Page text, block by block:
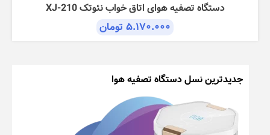
دستگاه تصفیه هوای اتاق خواب نئوتک XJ-210
۵.۱۷۰.۰۰۰ تومان
جدیدترین نسل دستگاه تصفیه هوا